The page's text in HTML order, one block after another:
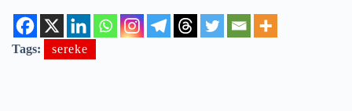
Tags: sereke